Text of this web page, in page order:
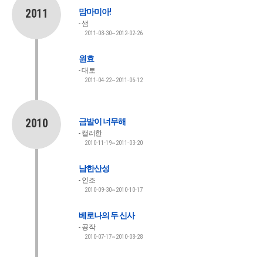
2011 맘마미아!
샘
2011-08-30~2012-02-26
원효
대토
2011-04-22~2011-06-12
2010 금발이 너무해
캘러한
2010-11-19~2011-03-20
남한산성
인조
2010-09-30~2010-10-17
베로나의 두 신사
공작
2010-07-17~2010-08-28